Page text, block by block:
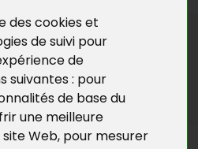
des cookies et
de suivi pour
de
suivantes : pour
de base du
une meilleure
Web, pour mesurer